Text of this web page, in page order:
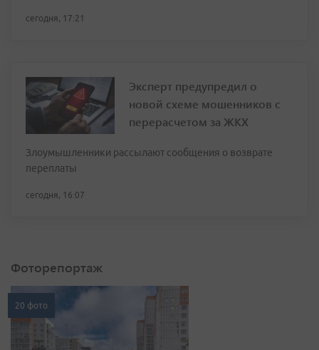
сегодня, 17:21
Эксперт предупредил о
новой схеме мошенников с
перерасчетом за ЖКХ
Злоумышленники рассылают сообщения о возврате
переплаты
сегодня, 16:07
Фоторепортаж
20 фото